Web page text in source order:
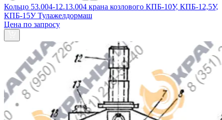
Кольцо 53.004-12.13.004 крана козлового КПБ-10У, КПБ-12,5У,
КПБ-15У Тулажелдормаш
Цена по запросу